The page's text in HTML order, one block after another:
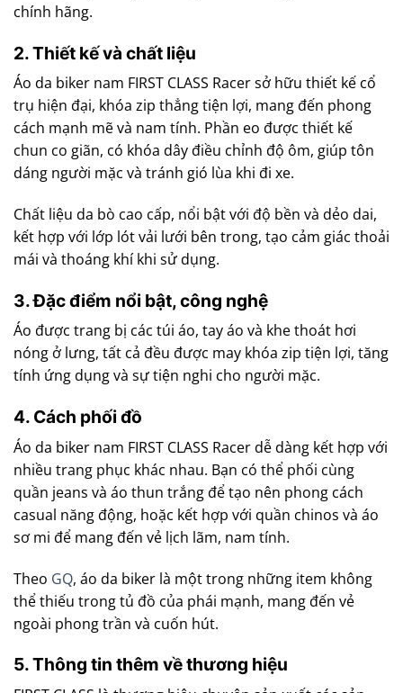
chính hãng.
2. Thiết kế và chất liệu
Áo da biker nam FIRST CLASS Racer sở hữu thiết kế cổ
trụ hiện đại, khóa zip thẳng tiện lợi, mang đến phong
cách mạnh mẽ và nam tính. Phần eo được thiết kế
chun co giãn, có khóa dây điều chỉnh độ ôm, giúp tôn
dáng người mặc và tránh gió lùa khi đi xe.
Chất liệu da bò cao cấp, nổi bật với độ bền và dẻo dai,
kết hợp với lớp lót vải lưới bên trong, tạo cảm giác thoải
mái và thoáng khí khi sử dụng.
3. Đặc điểm nổi bật, công nghệ
Áo được trang bị các túi áo, tay áo và khe thoát hơi
nóng ở lưng, tất cả đều được may khóa zip tiện lợi, tăng
tính ứng dụng và sự tiện nghi cho người mặc.
4. Cách phối đồ
Áo da biker nam FIRST CLASS Racer dễ dàng kết hợp với
nhiều trang phục khác nhau. Bạn có thể phối cùng
quần jeans và áo thun trắng để tạo nên phong cách
casual năng động, hoặc kết hợp với quần chinos và áo
sơ mi để mang đến vẻ lịch lãm, nam tính.
Theo GQ, áo da biker là một trong những item không
thể thiếu trong tủ đồ của phái mạnh, mang đến vẻ
ngoài phong trần và cuốn hút.
5. Thông tin thêm về thương hiệu